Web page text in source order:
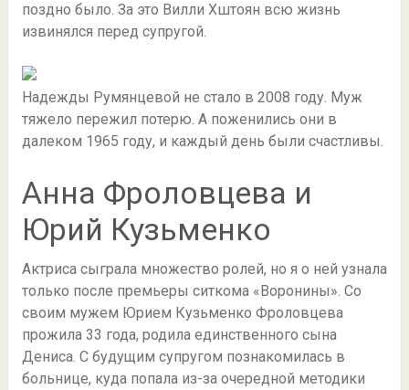
поздно было. За это Вилли Хштоян всю жизнь
извинялся перед супругой.
Надежды Румянцевой не стало в 2008 году. Муж
тяжело пережил потерю. А поженились они в
далеком 1965 году, и каждый день были счастливы.
Анна Фроловцева и
Юрий Кузьменко
Актриса сыграла множество ролей, но я о ней узнала
только после премьеры ситкома «Воронины». Со
своим мужем Юрием Кузьменко Фроловцева
прожила 33 года, родила единственного сына
Дениса. С будущим супругом познакомилась в
больнице, куда попала из-за очередной методики